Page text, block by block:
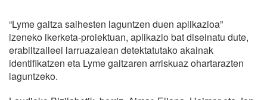
“Lyme gaitza saihesten laguntzen duen aplikazioa”
izeneko ikerketa-proiektuan, aplikazio bat diseinatu dute,
erabiltzaileei larruazalean detektatutako akainak
identifikatzen eta Lyme gaitzaren arriskuaz ohartarazten
laguntzeko.